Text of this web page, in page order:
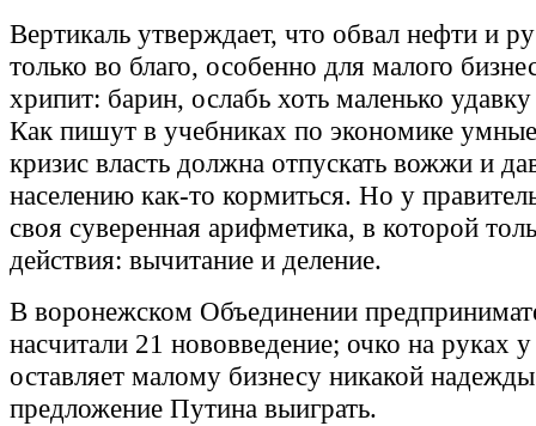
Вертикаль утверждает, что обвал нефти и
только во благо, особенно для малого
хрипит: барин, ослабь хоть маленько
Как пишут в учебниках по экономике
кризис власть должна отпускать вожжи и
населению как-то кормиться. Но у
своя суверенная арифметика, в которой
действия: вычитание и деление.
В воронежском Объединении
насчитали 21 нововведение; очко на руках у
оставляет малому бизнесу никакой
предложение Путина выиграть.